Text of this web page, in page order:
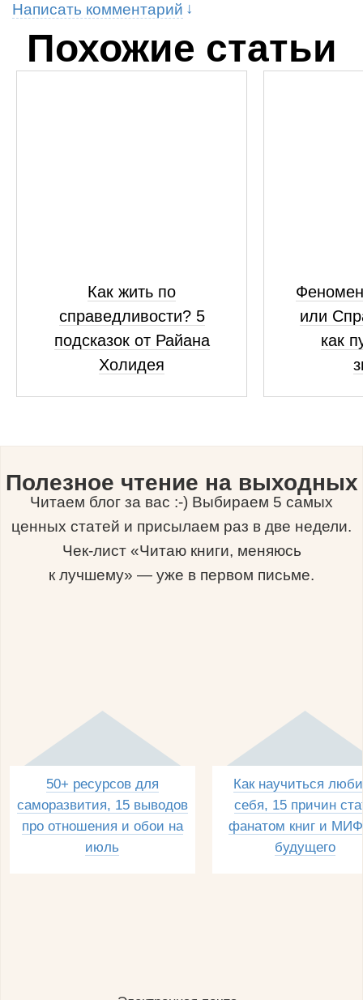
Написать комментарий
Похожие статьи
Как жить по
справедливости? 5
подсказок от Райана
Холидея
или
как
Полезное чтение на выходных
Читаем блог за вас :-) Выбираем 5 самых
ценных статей и присылаем раз в две недели.
Чек-лист «Читаю книги, меняюсь
к лучшему» — уже в первом письме.
50+ ресурсов для
саморазвития, 15 выводов
про отношения и обои на
июль
Как научиться
себя, 15 причин
фанатом книг и
будущего